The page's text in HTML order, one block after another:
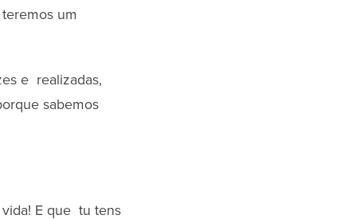
um
e realizadas,
sabemos
E que tu tens